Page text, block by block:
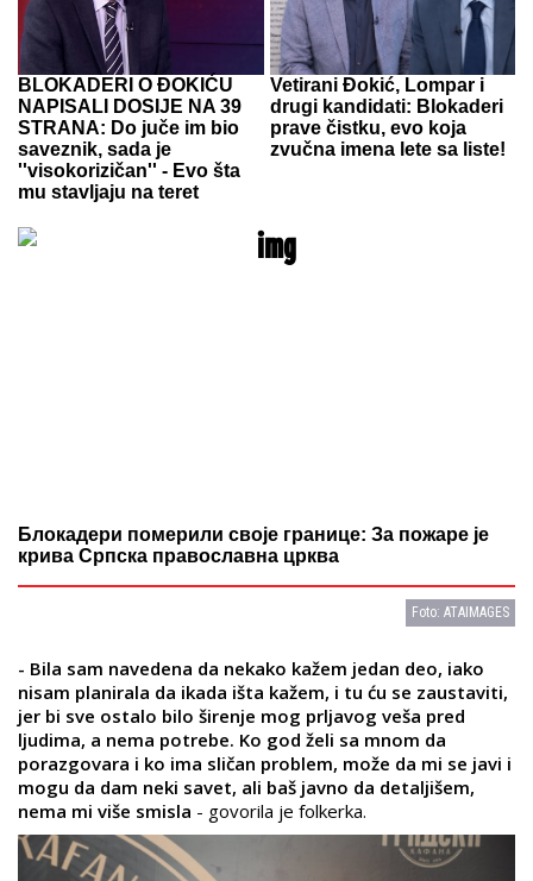
Foto: ATAIMAGES
BLOKADERI O ĐOKIĆU
NAPISALI DOSIJE NA 39
STRANA: Do juče im bio
saveznik, sada je
''visokorizičan'' - Evo šta
mu stavljaju na teret
Vetirani Đokić, Lompar i
drugi kandidati: Blokaderi
prave čistku, evo koja
zvučna imena lete sa liste!
Блокадери померили своје границе: За пожаре је
крива Српска православна црква
- Bila sam navedena da nekako kažem jedan deo, iako
nisam planirala da ikada išta kažem, i tu ću se zaustaviti,
jer bi sve ostalo bilo širenje mog prljavog veša pred
ljudima, a nema potrebe. Ko god želi sa mnom da
porazgovara i ko ima sličan problem, može da mi se javi i
mogu da dam neki savet, ali baš javno da detaljišem,
nema mi više smisla - govorila je folkerka.